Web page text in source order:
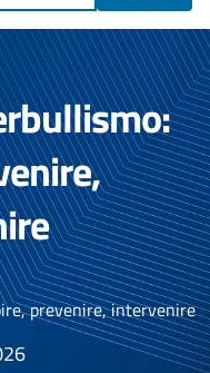
prevenire, intervenire